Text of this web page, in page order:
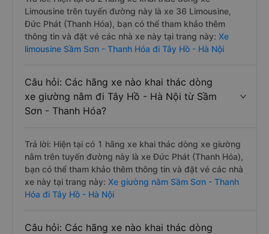
Limousine trên tuyến đường này là xe 36 Limousine,
Đức Phát (Thanh Hóa), bạn có thể tham khảo thêm
thông tin và đặt vé các nhà xe này tại trang này: Xe
limousine Sầm Sơn - Thanh Hóa đi Tây Hồ - Hà Nội
Câu hỏi: Các hãng xe nào khai thác dòng
xe giường nằm đi Tây Hồ - Hà Nội từ Sầm
Sơn - Thanh Hóa?
Trả lời: Hiện tại có 1 hãng xe khai thác dòng xe giường
nằm trên tuyến đường này là xe Đức Phát (Thanh Hóa),
bạn có thể tham khảo thêm thông tin và đặt vé các nhà
xe này tại trang này: Xe giường nằm Sầm Sơn - Thanh
Hóa đi Tây Hồ - Hà Nội
Câu hỏi: Các hãng xe nào khai thác dòng